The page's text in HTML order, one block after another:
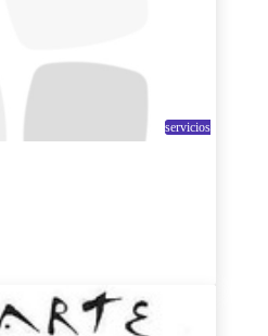
servicios